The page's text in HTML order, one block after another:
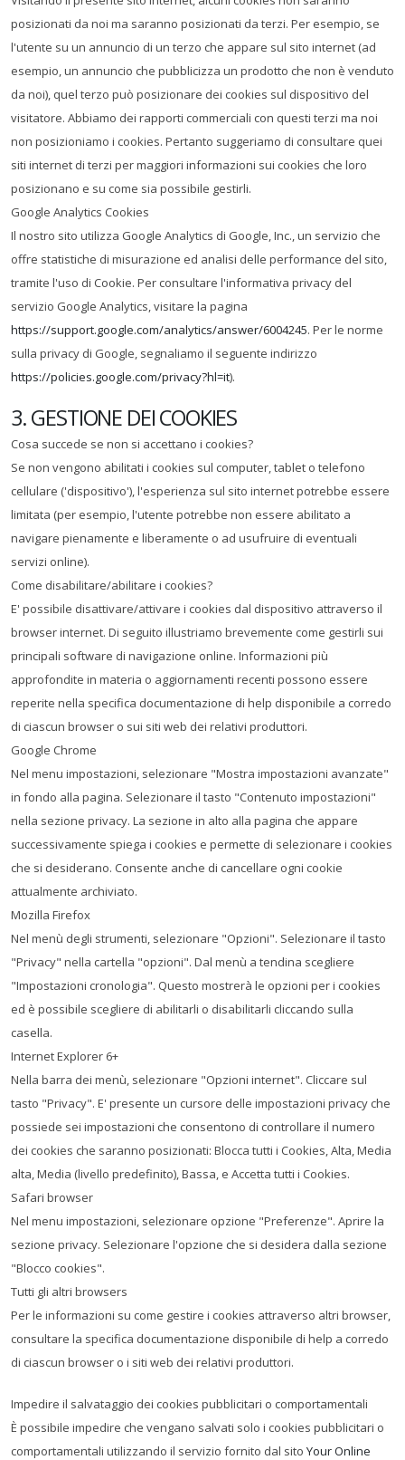
posizionati da noi ma saranno posizionati da terzi. Per esempio, se
l'utente su un annuncio di un terzo che appare sul sito internet (ad
esempio, un annuncio che pubblicizza un prodotto che non è venduto
da noi), quel terzo può posizionare dei cookies sul dispositivo del
visitatore. Abbiamo dei rapporti commerciali con questi terzi ma noi
non posizioniamo i cookies. Pertanto suggeriamo di consultare quei
siti internet di terzi per maggiori informazioni sui cookies che loro
posizionano e su come sia possibile gestirli.
Google Analytics Cookies
Il nostro sito utilizza Google Analytics di Google, Inc., un servizio che
offre statistiche di misurazione ed analisi delle performance del sito,
tramite l'uso di Cookie. Per consultare l'informativa privacy del
servizio Google Analytics, visitare la pagina
https://support.google.com/analytics/answer/6004245. Per le norme
sulla privacy di Google, segnaliamo il seguente indirizzo
https://policies.google.com/privacy?hl=it).
3. GESTIONE DEI COOKIES
Cosa succede se non si accettano i cookies?
Se non vengono abilitati i cookies sul computer, tablet o telefono
cellulare ('dispositivo'), l'esperienza sul sito internet potrebbe essere
limitata (per esempio, l'utente potrebbe non essere abilitato a
navigare pienamente e liberamente o ad usufruire di eventuali
servizi online).
Come disabilitare/abilitare i cookies?
E' possibile disattivare/attivare i cookies dal dispositivo attraverso il
browser internet. Di seguito illustriamo brevemente come gestirli sui
principali software di navigazione online. Informazioni più
approfondite in materia o aggiornamenti recenti possono essere
reperite nella specifica documentazione di help disponibile a corredo
di ciascun browser o sui siti web dei relativi produttori.
Google Chrome
Nel menu impostazioni, selezionare "Mostra impostazioni avanzate"
in fondo alla pagina. Selezionare il tasto "Contenuto impostazioni"
nella sezione privacy. La sezione in alto alla pagina che appare
successivamente spiega i cookies e permette di selezionare i cookies
che si desiderano. Consente anche di cancellare ogni cookie
attualmente archiviato.
Mozilla Firefox
Nel menù degli strumenti, selezionare "Opzioni". Selezionare il tasto
"Privacy" nella cartella "opzioni". Dal menù a tendina scegliere
"Impostazioni cronologia". Questo mostrerà le opzioni per i cookies
ed è possibile scegliere di abilitarli o disabilitarli cliccando sulla
casella.
Internet Explorer 6+
Nella barra dei menù, selezionare "Opzioni internet". Cliccare sul
tasto "Privacy". E' presente un cursore delle impostazioni privacy che
possiede sei impostazioni che consentono di controllare il numero
dei cookies che saranno posizionati: Blocca tutti i Cookies, Alta, Media
alta, Media (livello predefinito), Bassa, e Accetta tutti i Cookies.
Safari browser
Nel menu impostazioni, selezionare opzione "Preferenze". Aprire la
sezione privacy. Selezionare l'opzione che si desidera dalla sezione
"Blocco cookies".
Tutti gli altri browsers
Per le informazioni su come gestire i cookies attraverso altri browser,
consultare la specifica documentazione disponibile di help a corredo
di ciascun browser o i siti web dei relativi produttori.
Impedire il salvataggio dei cookies pubblicitari o comportamentali
È possibile impedire che vengano salvati solo i cookies pubblicitari o
comportamentali utilizzando il servizio fornito dal sito Your Online